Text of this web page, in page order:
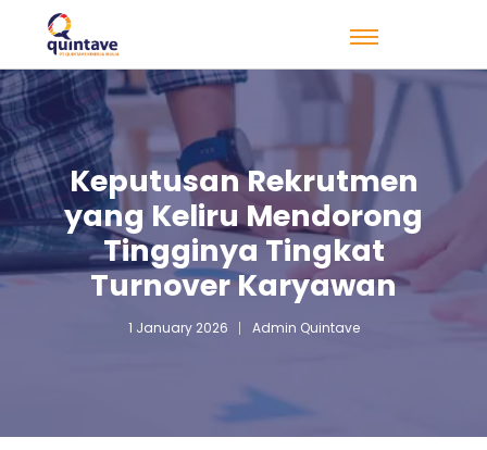
Keputusan Rekrutmen
yang Keliru Mendorong
Tingginya Tingkat
Turnover Karyawan
1 January 2026 Admin Quintave